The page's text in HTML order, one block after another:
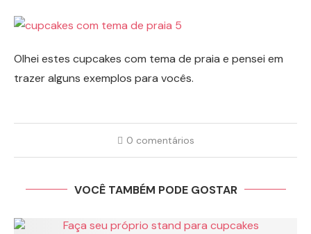
Olhei estes cupcakes com tema de praia e pensei em
trazer alguns exemplos para vocês.
0 comentários
VOCÊ TAMBÉM PODE GOSTAR